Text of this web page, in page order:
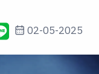
02-05-2025